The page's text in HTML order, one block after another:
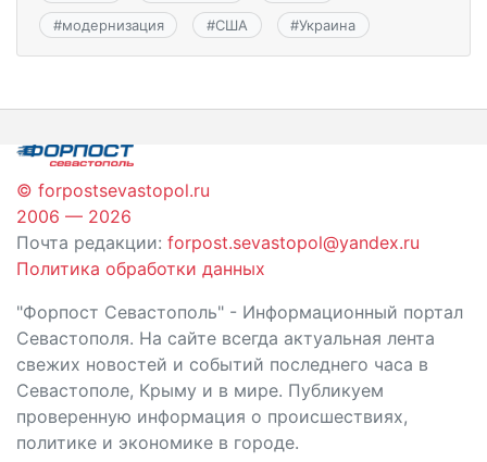
#модернизация #США #Украина
© forpostsevastopol.ru
2006 — 2026
Почта редакции: forpost.sevastopol@yandex.ru
Политика обработки данных
"Форпост Севастополь" - Информационный портал
Севастополя. На сайте всегда актуальная лента
свежих новостей и событий последнего часа в
Севастополе, Крыму и в мире. Публикуем
проверенную информация о происшествиях,
политике и экономике в городе.